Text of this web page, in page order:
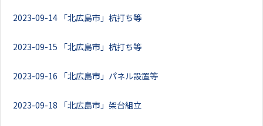
2023-09-14 「北広島市」杭打ち等
2023-09-15 「北広島市」杭打ち等
2023-09-16 「北広島市」パネル設置等
2023-09-18 「北広島市」架台組立